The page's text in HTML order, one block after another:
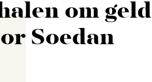
om geld
Soedan